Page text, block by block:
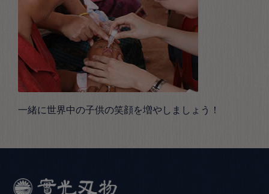
一緒に世界中の子供の笑顔を増やしましょう！